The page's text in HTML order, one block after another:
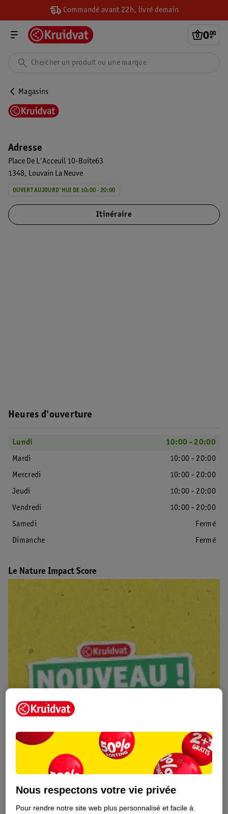
Commandé avant 22h, livré demain
0.
00
Magasins
Adresse
Place De L'Acceuil 10-Boite63
1348
Louvain La Neuve
OUVERT AUJOURD'HUI DE 10:00 - 20:00
Itinéraire
Heures d'ouverture
Lundi
10:00 - 20:00
Mardi
10:00 - 20:00
Mercredi
10:00 - 20:00
Jeudi
10:00 - 20:00
Vendredi
10:00 - 20:00
Samedi
Fermé
Dimanche
Fermé
Le Nature Impact Score
Nous respectons votre vie privée
Pour rendre notre site web plus personnalisé et facile à